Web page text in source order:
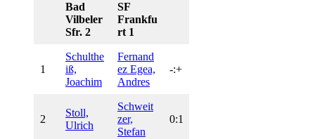
Bad
Vilbeler
Sfr. 2
SF
Frankfu
rt 1
1
Schulthe
iß,
Joachim
Fernand
ez Egea,
Andres
-:+
2
Stoll,
Ulrich
Schweit
zer,
Stefan
0:1